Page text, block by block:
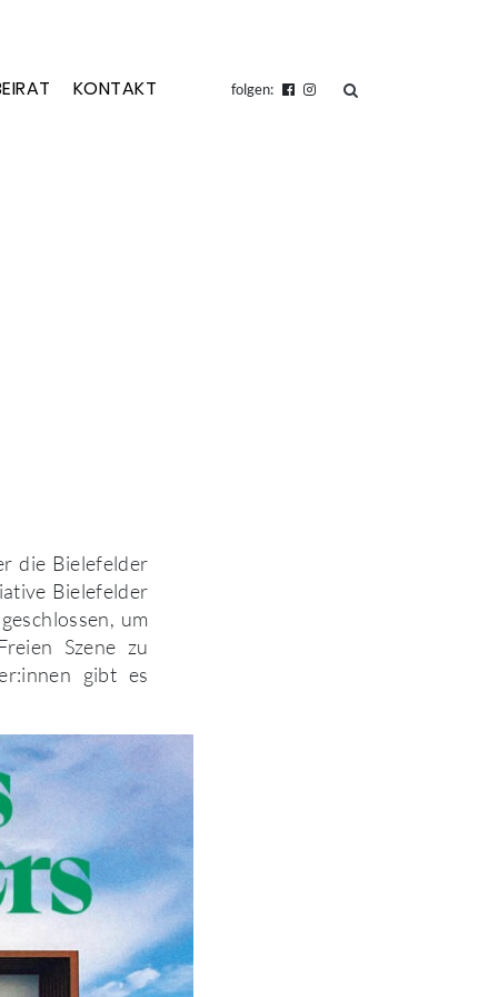
KONTAKT folgen: suchen
die Bielefelder
Bielefelder
um
Szene zu
gibt es